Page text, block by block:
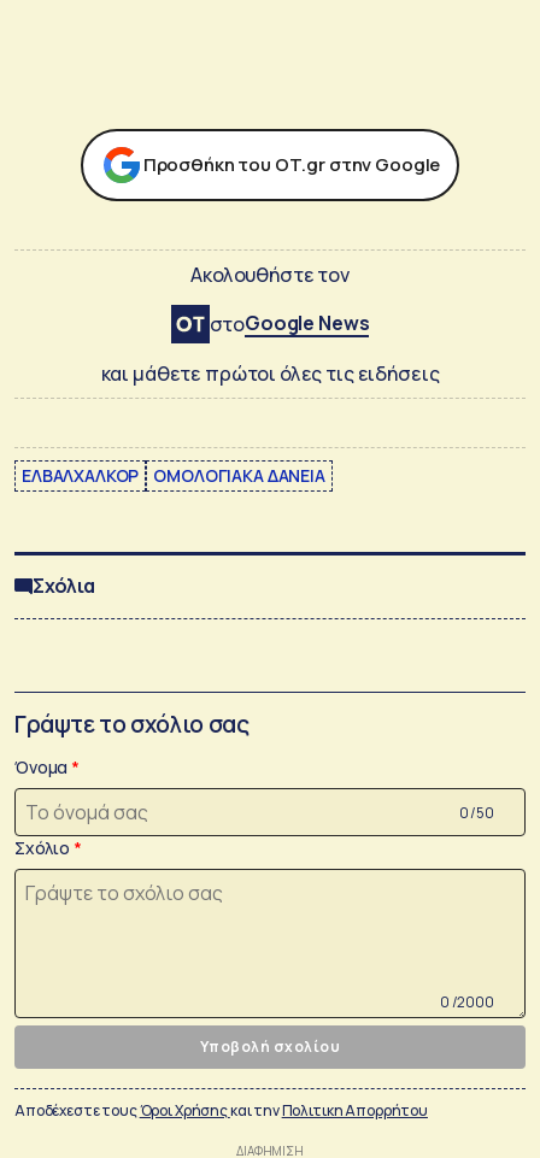
Προσθήκη του ΟΤ.gr στην Google
Ακολουθήστε τον
στοGoogle News
και μάθετε πρώτοι όλες τις ειδήσεις
ΕΛΒΑΛΧΑΛΚΟΡ ΟΜΟΛΟΓΙΑΚΑ ΔΑΝΕΙΑ
Σχόλια
Γράψτε το σχόλιο σας
Όνομα
0 /50
Σχόλιο
0 /2000
Υποβολή σχολίου
Αποδέχεστε τουςΌροι Χρήσηςκαι τηνΠολιτικη Απορρήτου